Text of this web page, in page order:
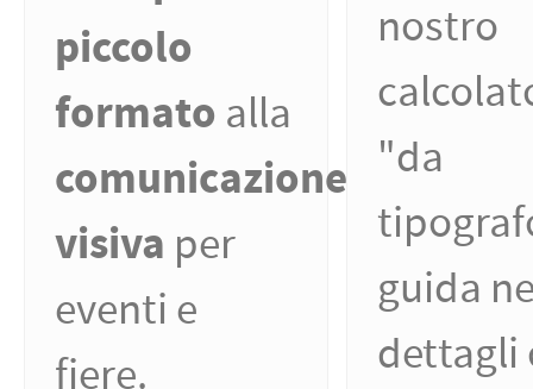
piccolo
formato alla
comunicazione
visiva per
eventi e
fiere.
nostro
"da
guida
dettagli